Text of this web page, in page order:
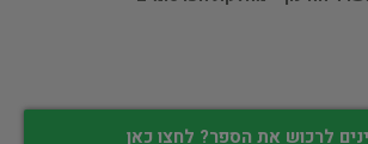
לרכוש את הספר? לחצו כאן